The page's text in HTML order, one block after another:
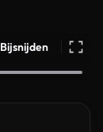
Bijsnijden